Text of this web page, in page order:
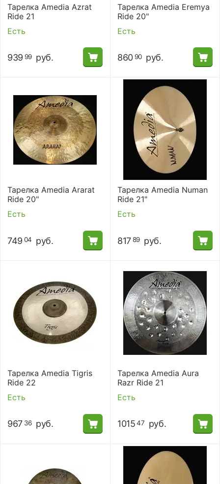
Тарелка Amedia Azrat
Ride 21
Есть
939 99 руб.
Тарелка Amedia Eremya
Ride 20"
Есть
860 90 руб.
Тарелка Amedia Ararat
Ride 20"
Есть
749 04 руб.
Тарелка Amedia Numan
Ride 21"
Есть
817 89 руб.
Тарелка Amedia Tigris
Ride 22
Есть
967 36 руб.
Тарелка Amedia Aura
Razr Ride 21
Есть
1015 47 руб.